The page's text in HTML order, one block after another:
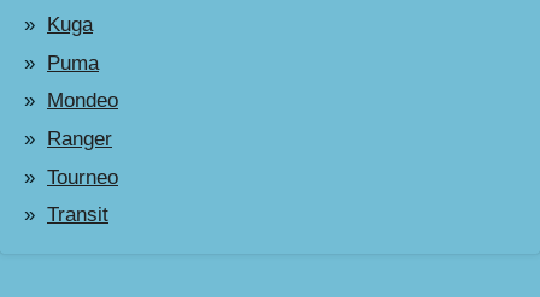
Kuga
Puma
Mondeo
Ranger
Tourneo
Transit